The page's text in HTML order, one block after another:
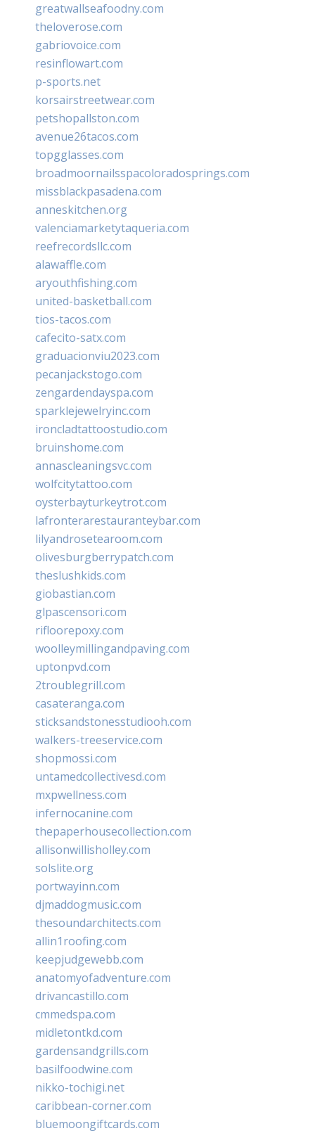
greatwallseafoodny.com
theloverose.com
gabriovoice.com
resinflowart.com
p-sports.net
korsairstreetwear.com
petshopallston.com
avenue26tacos.com
topgglasses.com
broadmoornailsspacoloradosprings.com
missblackpasadena.com
anneskitchen.org
valenciamarketytaqueria.com
reefrecordsllc.com
alawaffle.com
aryouthfishing.com
united-basketball.com
tios-tacos.com
cafecito-satx.com
graduacionviu2023.com
pecanjackstogo.com
zengardendayspa.com
sparklejewelryinc.com
ironcladtattoostudio.com
bruinshome.com
annascleaningsvc.com
wolfcitytattoo.com
oysterbayturkeytrot.com
lafronterarestauranteybar.com
lilyandrosetearoom.com
olivesburgberrypatch.com
theslushkids.com
giobastian.com
glpascensori.com
rifloorepoxy.com
woolleymillingandpaving.com
uptonpvd.com
2troublegrill.com
casateranga.com
sticksandstonesstudiooh.com
walkers-treeservice.com
shopmossi.com
untamedcollectivesd.com
mxpwellness.com
infernocanine.com
thepaperhousecollection.com
allisonwillisholley.com
solslite.org
portwayinn.com
djmaddogmusic.com
thesoundarchitects.com
allin1roofing.com
keepjudgewebb.com
anatomyofadventure.com
drivancastillo.com
cmmedspa.com
midletontkd.com
gardensandgrills.com
basilfoodwine.com
nikko-tochigi.net
caribbean-corner.com
bluemoongiftcards.com